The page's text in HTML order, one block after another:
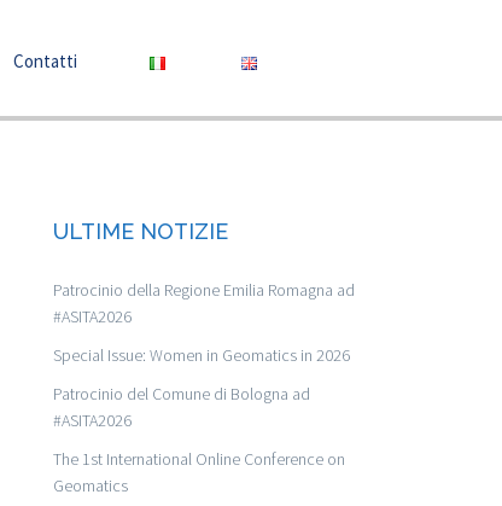
Contatti
ULTIME NOTIZIE
Patrocinio della Regione Emilia Romagna ad
#ASITA2026
Special Issue: Women in Geomatics in 2026
Patrocinio del Comune di Bologna ad
#ASITA2026
The 1st International Online Conference on
Geomatics